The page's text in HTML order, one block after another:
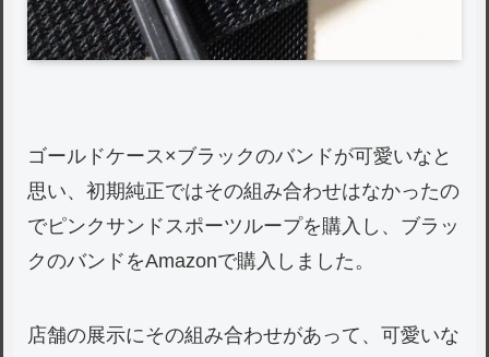
ゴールドケース×ブラックのバンドが可愛いなと
思い、初期純正ではその組み合わせはなかったの
でピンクサンドスポーツループを購入し、ブラッ
クのバンドをAmazonで購入しました。
店舗の展示にその組み合わせがあって、可愛いな